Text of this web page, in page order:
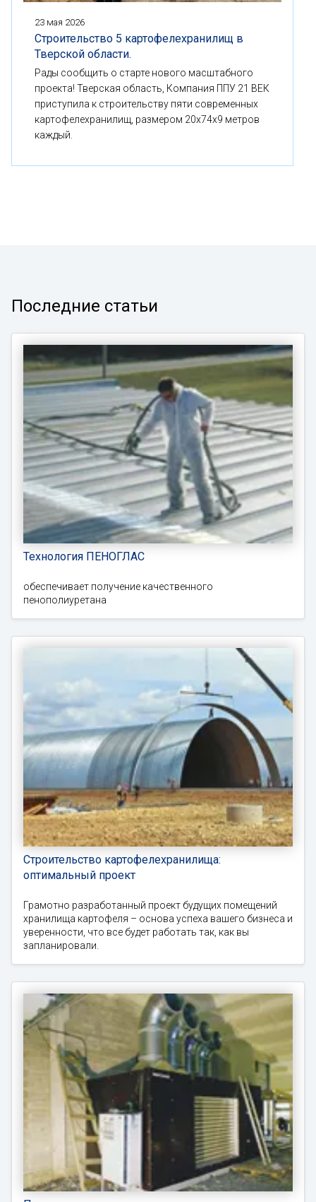
23 мая 2026
Строительство 5 картофелехранилищ в
Тверской области.
Рады сообщить о старте нового масштабного
проекта! Тверская область, Компания ППУ 21 ВЕК
приступила к строительству пяти современных
картофелехранилищ, размером 20x74x9 метров
каждый.
Последние статьи
Технология ПЕНОГЛАС
обеспечивает получение качественного
пенополиуретана
Строительство картофелехранилища:
оптимальный проект
Грамотно разработанный проект будущих помещений
хранилища картофеля – основа успеха вашего бизнеса и
уверенности, что все будет работать так, как вы
запланировали.